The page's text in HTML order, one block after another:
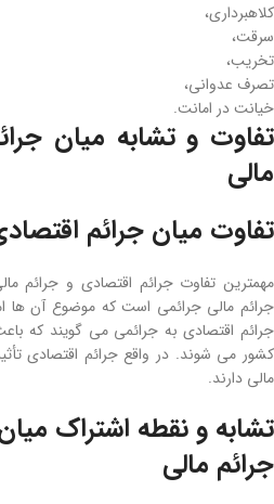
کلاهبرداری،
سرقت،
تخریب،
تصرف عدوانی،
خیانت در امانت.
تفاوت و تشابه میان
مالی
تفاوت میان جرائم
مهمترین تفاوت جرائم اقتصادی و جرائم
جرائم مالی جرائمی است که موضوع آن­ ها
جرائم اقتصادی به جرائمی می­ گویند که
کشور می­ شوند. در واقع جرائم اقتصادی
مالی دارند.
تشابه و نقطه اشتراک
جرائم مالی